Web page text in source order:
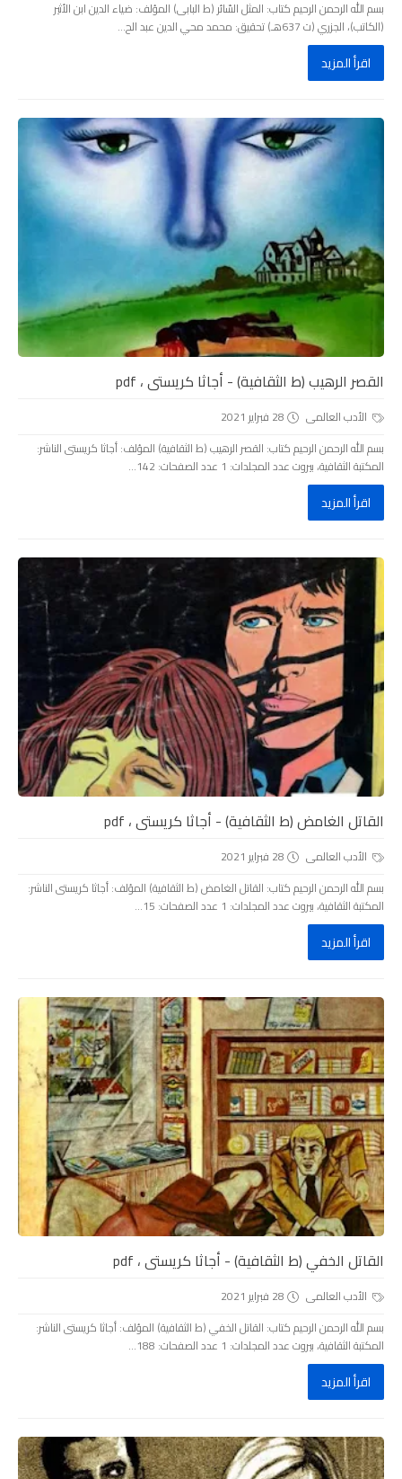
بسم الله الرحمن الرحيم كتاب: المثل السّائر (ط البابى) المؤلف: ضياء الدين ابن الأثير
(الكاتب)، الجزري (ت 637هـ) تحقيق: محمد محي الدين عبد الح...
اقرأ المزيد
القصر الرهيب (ط الثقافية) - أجاثا كريستى ، pdf
الأدب العالمى
28 فبراير 2021
بسم الله الرحمن الرحيم كتاب: القصر الرهيب (ط الثقافية) المؤلف: أجاثا كريستى الناشر:
المكتبة الثقافية، بيروت عدد المجلدات: 1 عدد الصفحات: 142...
اقرأ المزيد
القاتل الغامض (ط الثقافية) - أجاثا كريستى ، pdf
الأدب العالمى
28 فبراير 2021
بسم الله الرحمن الرحيم كتاب: القاتل الغامض (ط الثقافية) المؤلف: أجاثا كريستى الناشر:
المكتبة الثقافية، بيروت عدد المجلدات: 1 عدد الصفحات: 15...
اقرأ المزيد
القاتل الخفي (ط الثقافية) - أجاثا كريستى ، pdf
الأدب العالمى
28 فبراير 2021
بسم الله الرحمن الرحيم كتاب: القاتل الخفي (ط الثقافية) المؤلف: أجاثا كريستى الناشر:
المكتبة الثقافية، بيروت عدد المجلدات: 1 عدد الصفحات: 188...
اقرأ المزيد